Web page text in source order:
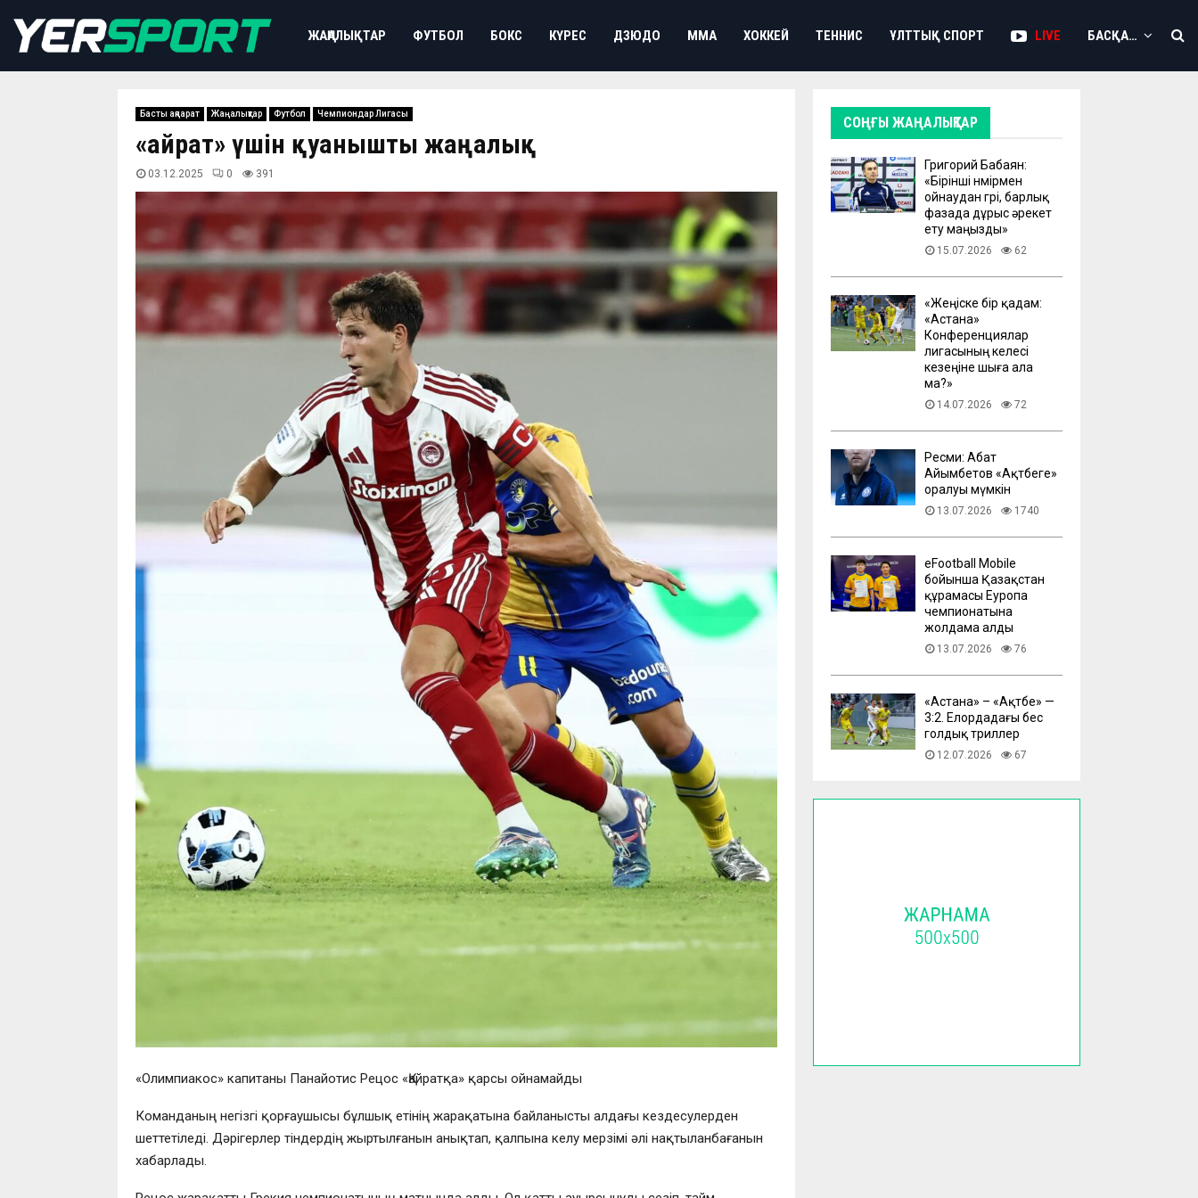
ЖАҢАЛЫҚТАР ФУТБОЛ БОКС КҮРЕС ДЗЮДО ММА ХОККЕЙ ТЕННИС ҰЛТТЫҚ СПОРТ LIVE БАСҚА…
Басты ақпарат Жаңалықтар Футбол Чемпиондар Лигасы
«Қайрат» үшін қуанышты жаңалық
03.12.2025 0 391
«Олимпиакос» капитаны Панайотис Рецос «Қайратқа» қарсы ойнамайды
Команданың негізгі қорғаушысы бұлшық етінің жарақатына байланысты алдағы кездесулерден
шеттетіледі. Дәрігерлер тіндердің жыртылғанын анықтап, қалпына келу мерзімі әлі нақтыланбағанын
хабарлады.
СОҢҒЫ ЖАҢАЛЫҚТАР
Григорий Бабаян:
«Бірінші нөмірмен
ойнаудан гөрі, барлық
фазада дұрыс әрекет
ету маңызды»
15.07.2026 62
«Жеңіске бір қадам:
«Астана»
Конференциялар
лигасының келесі
кезеңіне шыға ала
ма?»
14.07.2026 72
Ресми: Абат
Айымбетов «Ақтөбеге»
оралуы мүмкін
13.07.2026 1740
eFootball Mobile
бойынша Қазақстан
құрамасы Еуропа
чемпионатына
жолдама алды
13.07.2026 76
​«Астана» – «Ақтөбе» —
3:2. Елордадағы бес
голдық триллер
12.07.2026 67